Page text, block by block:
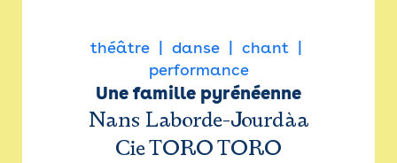
théâtre danse
chant
performance
Une famille pyrénéenne
Nans Laborde-Jourdàa
Cie TORO TORO